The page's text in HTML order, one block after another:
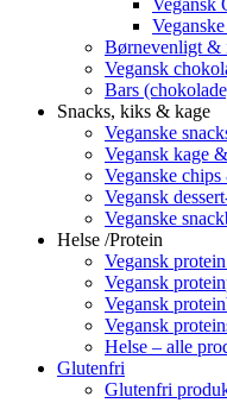
Børnevenligt &
Vegansk
Bars
Snacks, kiks & kage
Veganske
Vegansk kage
Veganske
Vegansk
Veganske
Helse /Protein
Vegansk
Vegansk
Vegansk
Vegansk
Helse – alle
Glutenfri
Glutenfri